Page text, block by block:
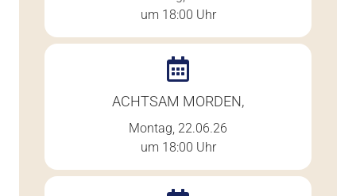
um 18:00 Uhr
ACHTSAM MORDEN,
Montag, 22.06.26
um 18:00 Uhr